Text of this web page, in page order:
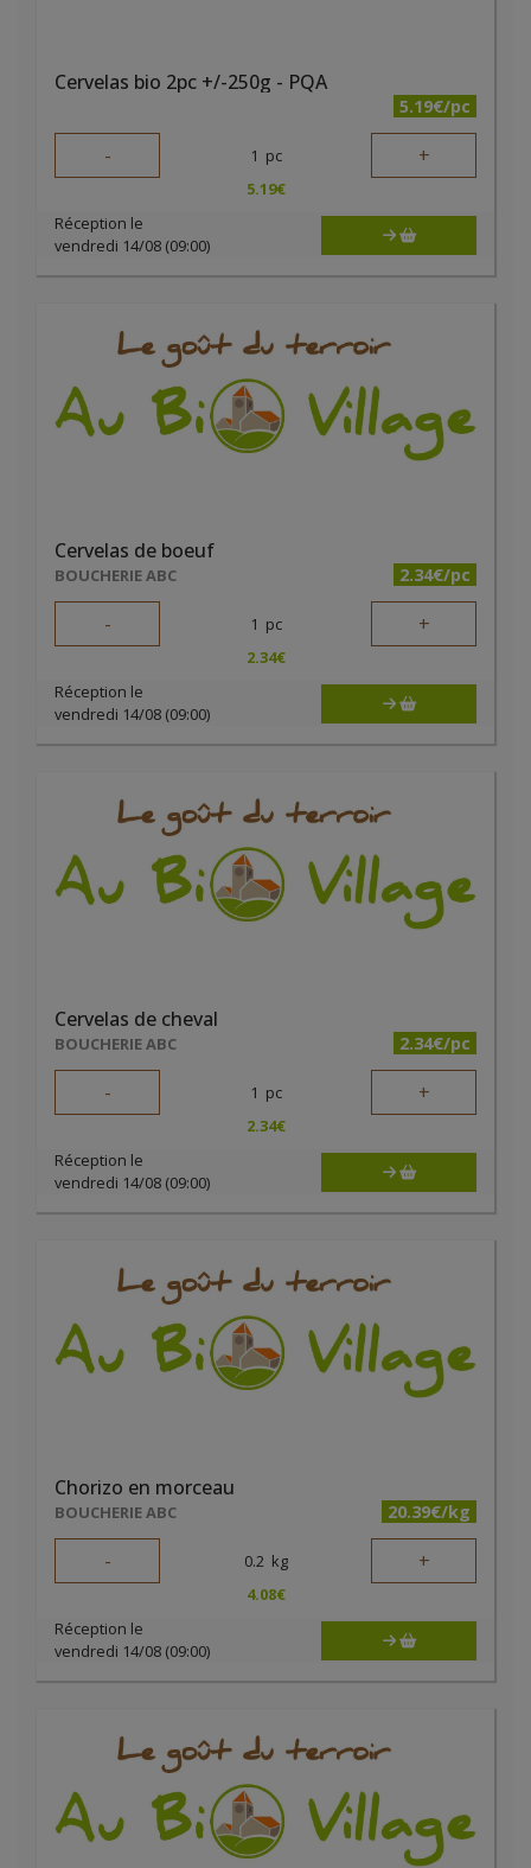
Cervelas bio 2pc +/-250g - PQA
5.19€/pc
- 1 pc +
5.19€
Réception le
vendredi 14/08 (09:00)
Cervelas de boeuf
BOUCHERIE ABC 2.34€/pc
- 1 pc +
2.34€
Réception le
vendredi 14/08 (09:00)
Cervelas de cheval
BOUCHERIE ABC 2.34€/pc
- 1 pc +
2.34€
Réception le
vendredi 14/08 (09:00)
Chorizo en morceau
BOUCHERIE ABC 20.39€/kg
- 0.2 kg +
4.08€
Réception le
vendredi 14/08 (09:00)